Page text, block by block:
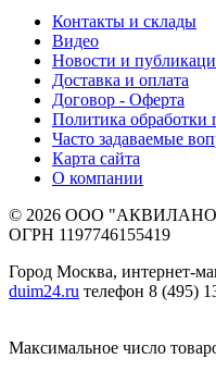
Контакты и склады
Видео
Новости и
Доставка и оплата
Договор - Оферта
Политика обработки
Часто задаваемые
Карта сайта
О компании
© 2026 ООО
ОГРН 1197746155419
Город Москва, интернет-
duim24.ru телефон 8 (495)
Максимальное число